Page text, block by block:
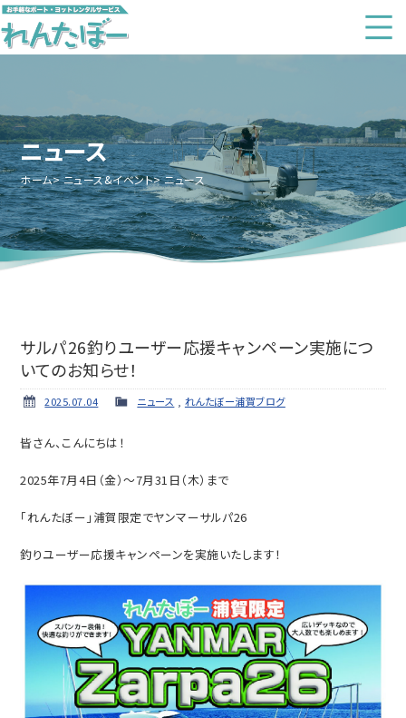
ニュース
ホーム ニュース&イベント ニュース
サルパ26釣りユーザー応援キャンペーン実施につ
いてのお知らせ！
2025.07.04 ニュース れんたぼー浦賀ブログ
皆さん、こんにちは！
2025年7月4日（金）～7月31日（木）まで
「れんたぼー」浦賀限定でヤンマーサルパ26
釣りユーザー応援キャンペーンを実施いたします！